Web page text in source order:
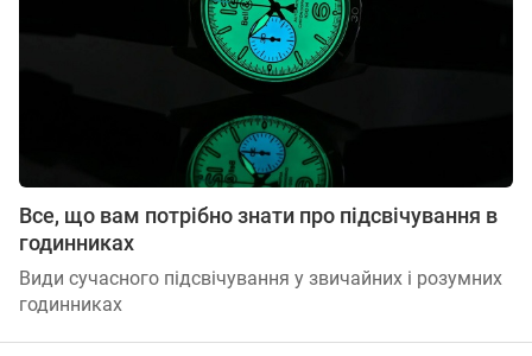
Все, що вам потрібно знати про підсвічування в
годинниках
Види сучасного підсвічування у звичайних і розумних
годинниках